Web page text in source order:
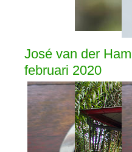
José van der
februari 2020